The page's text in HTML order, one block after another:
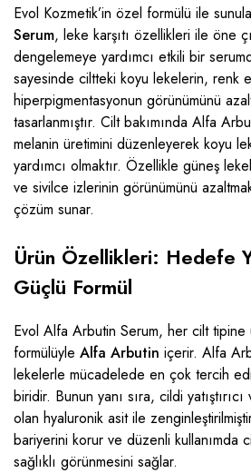
Evol Kozmetik’in özel formülü ile
Serum, leke karşıtı özellikleri ile öne
dengelemeye yardımcı etkili bir
sayesinde ciltteki koyu lekelerin, renk
hiperpigmentasyonun görünümünü
tasarlanmıştır. Cilt bakımında Alfa
melanin üretimini düzenleyerek koyu
yardımcı olmaktır. Özellikle güneş
ve sivilce izlerinin görünümünü
çözüm sunar.
Ürün Özellikleri: Hedefe
Güçlü Formül
Evol Alfa Arbutin Serum, her cilt tipine
formülüyle Alfa Arbutin içerir. Alfa
lekelerle mücadelede en çok tercih
biridir. Bunun yanı sıra, cildi
olan hyaluronik asit ile
bariyerini korur ve düzenli kullanımda
sağlıklı görünmesini sağlar.